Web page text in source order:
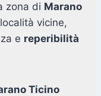
zona di Marano
vicine,
e reperibilità
Ticino